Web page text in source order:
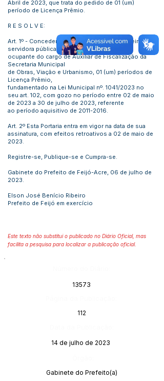
Abril de 2023, que trata do pedido de 01 (um)
período de Licença Prêmio.
R E S O L V E:
Art. 1º - Conceder a Mary Jeane de Lima Ferreira,
servidora pública,
ocupante do cargo de Auxiliar de Fiscalização da
Secretaria Municipal
de Obras, Viação e Urbanismo, 01 (um) períodos de
Licença Prêmio,
fundamentado na Lei Municipal nº. 1041/2023 no
seu art. 102, com gozo no período entre 02 de maio
de 2023 a 30 de julho de 2023, referente
ao período aquisitivo de 2011-2016.
Art. 2º Esta Portaria entra em vigor na data de sua
assinatura, com efeitos retroativos a 02 de maio de
2023.
Registre-se, Publique-se e Cumpra-se.
Gabinete do Prefeito de Feijó-Acre, 06 de julho de
2023.
Elson José Benício Ribeiro
Prefeito de Feijó em exercício
Este texto não substitui o publicado no Diário Oficial, mas
facilita a pesquisa para localizar a publicação oficial.
13573
112
14 de julho de 2023
Gabinete do Prefeito(a)